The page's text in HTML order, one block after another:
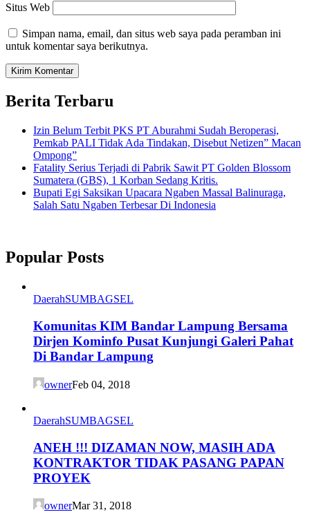
Situs Web
Simpan nama, email, dan situs web saya pada peramban ini
untuk komentar saya berikutnya.
Berita Terbaru
Izin Belum Terbit PKS PT Aburahmi Sudah Beroperasi,
Pemkab PALI Tidak Ada Tindakan, Disebut Netizen” Macan
Ompong”
Fatality Serius Terjadi di Pabrik Sawit PT Golden Blossom
Sumatera (GBS), 1 Korban Sedang Kritis.
Bupati Egi Saksikan Upacara Ngaben Massal Balinuraga,
Salah Satu Ngaben Terbesar Di Indonesia
Popular Posts
DaerahSUMBAGSEL
Komunitas KIM Bandar Lampung Bersama
Dirjen Kominfo Pusat Kunjungi Galeri Pahat
Di Bandar Lampung
ownerFeb 04, 2018
DaerahSUMBAGSEL
ANEH !!! DIZAMAN NOW, MASIH ADA
KONTRAKTOR TIDAK PASANG PAPAN
PROYEK
ownerMar 31, 2018